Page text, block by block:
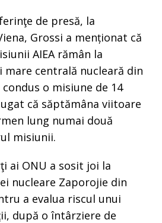
de presă, la
Grossi a menționat că
AIEA rămân la
mare centrală nucleară din
o misiune de 14
că săptămâna viitoare
lung numai două
misiunii.
ai ONU a sosit joi la
nucleare Zaporojie din
a evalua riscul unui
după o întârziere de